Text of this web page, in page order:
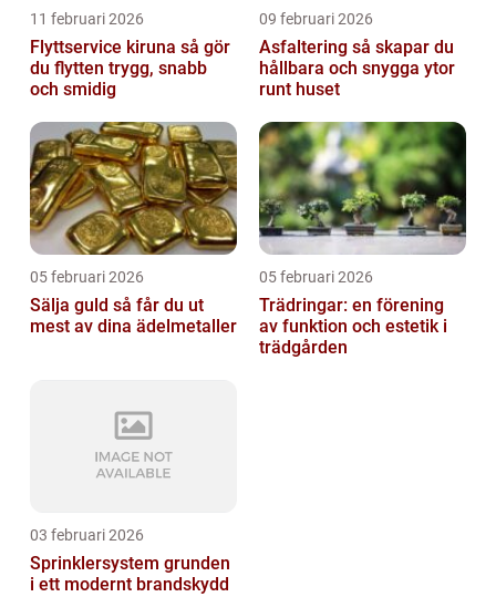
11 februari 2026
Flyttservice kiruna så gör
du flytten trygg, snabb
och smidig
09 februari 2026
Asfaltering så skapar du
hållbara och snygga ytor
runt huset
05 februari 2026
Sälja guld så får du ut
mest av dina ädelmetaller
05 februari 2026
Trädringar: en förening
av funktion och estetik i
trädgården
03 februari 2026
Sprinklersystem grunden
i ett modernt brandskydd